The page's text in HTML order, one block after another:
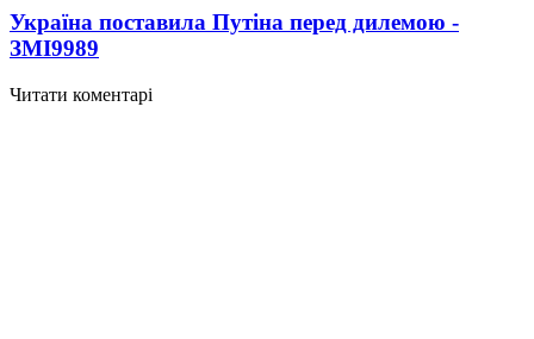
Україна поставила Путіна перед дилемою -
ЗМІ9989
Читати коментарі